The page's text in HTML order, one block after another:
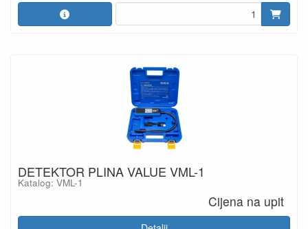
DETEKTOR PLINA VALUE VML-1
Katalog: VML-1
Cijena na upit